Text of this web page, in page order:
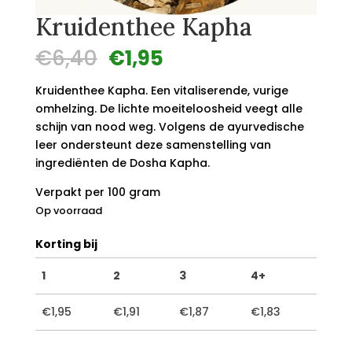
Kruidenthee Kapha
€6,40 Oorspronkelijke
prijs
was:
€6,40.
€1,95Huidige
is:
€1,95.
Kruidenthee Kapha. Een vitaliserende, vurige
omhelzing. De lichte moeiteloosheid veegt alle
schijn van nood weg. Volgens de ayurvedische
leer ondersteunt deze samenstelling van
ingrediënten de Dosha Kapha.
Verpakt per 100 gram
Op voorraad
Korting bij
1
2 3 4+
€1,95 €1,91 €1,87 €1,83